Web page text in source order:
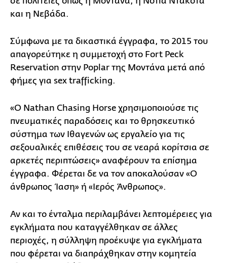
και η Νεβάδα.
Σύμφωνα με τα δικαστικά έγγραφα, το 2015 του
απαγορεύτηκε η συμμετοχή στο Fort Peck
Reservation στην Poplar της Μοντάνα μετά από
φήμες για sex trafficking.
«Ο Nathan Chasing Horse χρησιμοποιούσε τις
πνευματικές παραδόσεις και το θρησκευτικό
σύστημα των Ιθαγενών ως εργαλείο για τις
σεξουαλικές επιθέσεις του σε νεαρά κορίτσια σε
αρκετές περιπτώσεις» αναφέρουν τα επίσημα
έγγραφα. Φέρεται δε να τον αποκαλούσαν «Ο
άνθρωπος Ίαση» ή «Ιερός Άνθρωπος».
Αν και το ένταλμα περιλαμβάνει λεπτομέρειες για
εγκλήματα που καταγγέλθηκαν σε άλλες
περιοχές, η σύλληψη προέκυψε για εγκλήματα
που φέρεται να διαπράχθηκαν στην κομητεία